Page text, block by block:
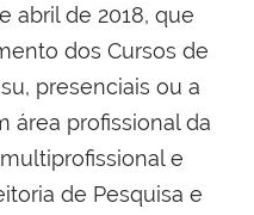
abril de 2018, que
dos Cursos de
presenciais ou a
área profissional da
e
de Pesquisa e